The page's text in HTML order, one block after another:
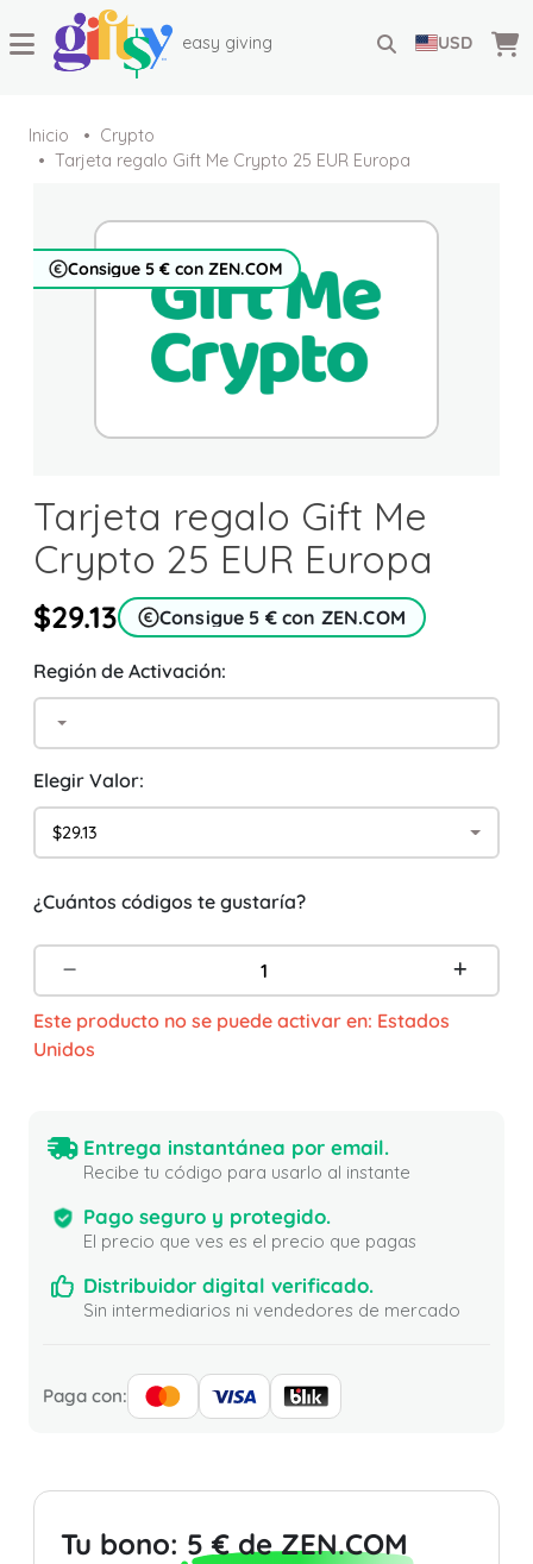
easy giving USD
Inicio
Crypto
Tarjeta regalo Gift Me Crypto 25 EUR Europa
Consigue 5 € con ZEN.COM
Tarjeta regalo Gift Me
Crypto 25 EUR Europa
$29.13 Consigue 5 € con ZEN.COM
Región de Activación:
Elegir Valor:
$29.13
¿Cuántos códigos te gustaría?
Este producto no se puede activar en: Estados
Unidos
Entrega instantánea por email.
Recibe tu código para usarlo al instante
Pago seguro y protegido.
El precio que ves es el precio que pagas
Distribuidor digital verificado.
Sin intermediarios ni vendedores de mercado
Paga con:
Tu bono: 5 € de ZEN.COM